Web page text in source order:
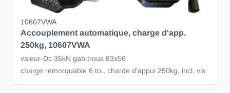
10607VWA
Accouplement automatique, charge d'app.
250kg, 10607VWA
valeur-Dc 35kN gab.trous 83x56
charge remorquable 6 to., charde d'appui 250kg, incl. vis